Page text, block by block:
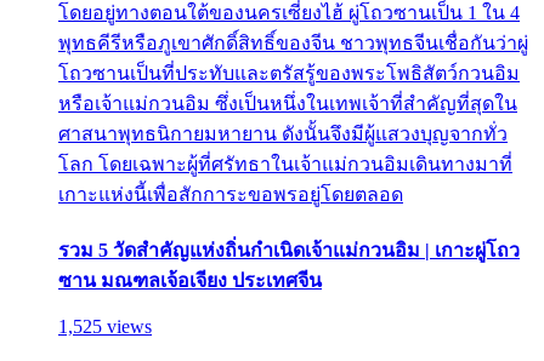
โดยอยู่ทางตอนใต้ของนครเซี่ยงไฮ้ ผู่โถวซานเป็น 1 ใน 4
พุทธคีรีหรือภูเขาศักดิ์สิทธิ์ของจีน ชาวพุทธจีนเชื่อกันว่าผู่
โถวซานเป็นที่ประทับและตรัสรู้ของพระโพธิสัตว์กวนอิม
หรือเจ้าแม่กวนอิม ซึ่งเป็นหนึ่งในเทพเจ้าที่สำคัญที่สุดใน
ศาสนาพุทธนิกายมหายาน ดังนั้นจึงมีผู้แสวงบุญจากทั่ว
โลก โดยเฉพาะผู้ที่ศรัทธาในเจ้าแม่กวนอิมเดินทางมาที่
เกาะแห่งนี้เพื่อสักการะขอพรอยู่โดยตลอด
รวม 5 วัดสำคัญแห่งถิ่นกำเนิดเจ้าแม่กวนอิม | เกาะผู่โถว
ซาน มณฑลเจ้อเจียง ประเทศจีน
1,525 views